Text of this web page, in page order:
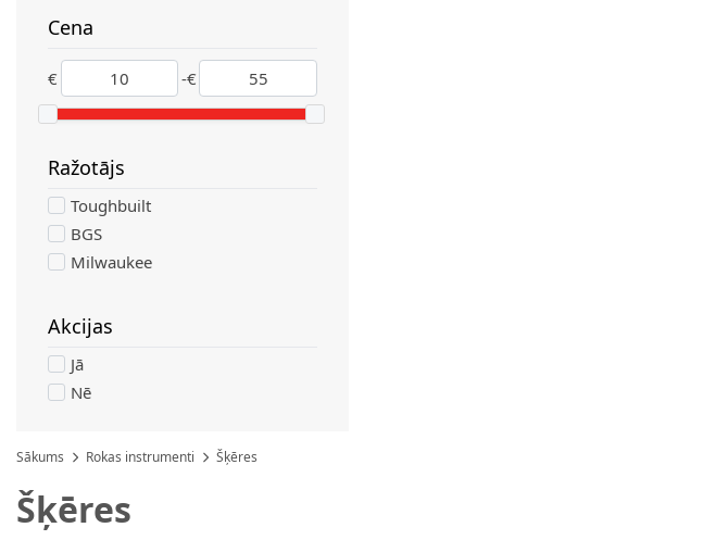
Cena
filter
€ -€
Ražotājs
filter
Toughbuilt
BGS
Milwaukee
Akcijas
filter
Jā
Nē
Sākums Rokas instrumenti Šķēres
Šķēres